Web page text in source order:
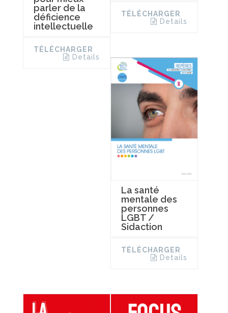
parler de la
déficience
intellectuelle
TÉLÉCHARGER
Details
TÉLÉCHARGER
Details
La santé
mentale des
personnes
LGBT /
Sidaction
TÉLÉCHARGER
Details